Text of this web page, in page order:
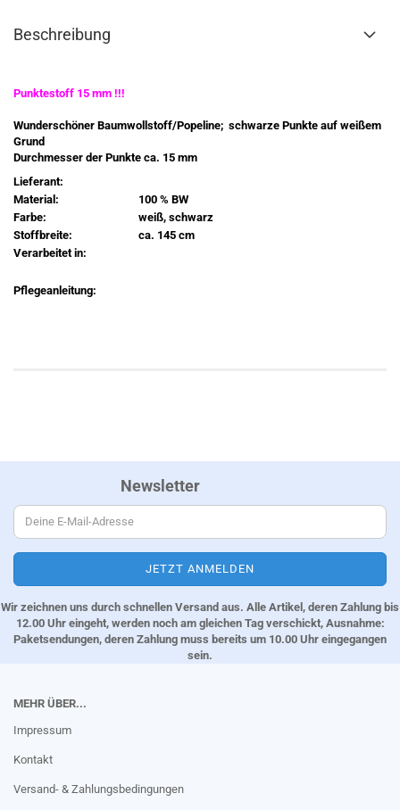
Beschreibung
Punktestoff 15 mm !!!
Wunderschöner Baumwollstoff/Popeline; schwarze Punkte auf weißem
Grund
Durchmesser der Punkte ca. 15 mm
Lieferant:
Material:
100 % BW
Farbe:
weiß, schwarz
Stoffbreite:
ca. 145 cm
Verarbeitet in:
Pflegeanleitung:
Newsletter
Wir zeichnen uns durch schnellen Versand aus. Alle Artikel, deren Zahlung bis
12.00 Uhr eingeht, werden noch am gleichen Tag verschickt, Ausnahme:
Paketsendungen, deren Zahlung muss bereits um 10.00 Uhr eingegangen
sein.
MEHR ÜBER...
Impressum
Kontakt
Versand- & Zahlungsbedingungen